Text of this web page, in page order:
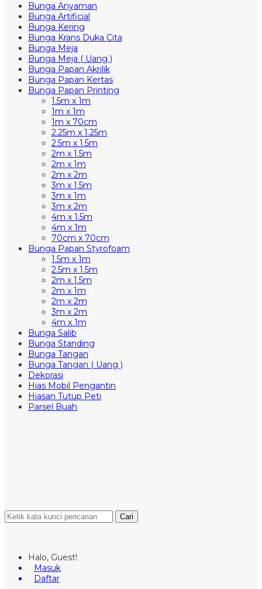
Bunga Anyaman
Bunga Artificial
Bunga Kering
Bunga Krans Duka Cita
Bunga Meja
Bunga Meja ( Uang )
Bunga Papan Akrilik
Bunga Papan Kertas
Bunga Papan Printing
1.5m x 1m
1m x 1m
1m x 70cm
2.25m x 1.25m
2.5m x 1.5m
2m x 1.5m
2m x 1m
2m x 2m
3m x 1.5m
3m x 1m
3m x 2m
4m x 1.5m
4m x 1m
70cm x 70cm
Bunga Papan Styrofoam
1.5m x 1m
2.5m x 1.5m
2m x 1.5m
2m x 1m
2m x 2m
3m x 2m
4m x 1m
Bunga Salib
Bunga Standing
Bunga Tangan
Bunga Tangan ( Uang )
Dekorasi
Hias Mobil Pengantin
Hiasan Tutup Peti
Parsel Buah
Cari
Halo, Guest!
Masuk
Daftar